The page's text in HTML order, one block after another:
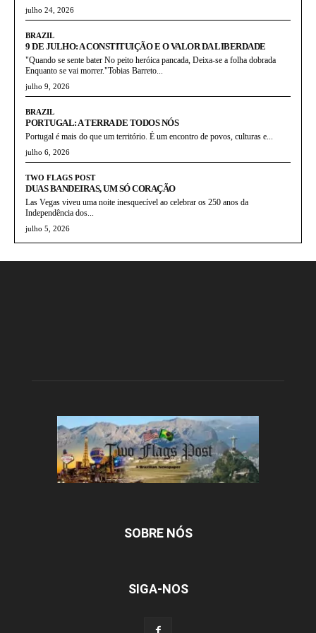
julho 24, 2026
BRAZIL
9 DE JULHO: A CONSTITUIÇÃO E O VALOR DA LIBERDADE
"Quando se sente bater No peito heróica pancada, Deixa-se a folha dobrada
Enquanto se vai morrer."Tobias Barreto...
julho 9, 2026
BRAZIL
PORTUGAL: A TERRA DE TODOS NÓS
Portugal é mais do que um território. É um encontro de povos, culturas e...
julho 6, 2026
TWO FLAGS POST
DUAS BANDEIRAS, UM SÓ CORAÇÃO
Las Vegas viveu uma noite inesquecível ao celebrar os 250 anos da
Independência dos...
julho 5, 2026
SOBRE NÓS
SIGA-NOS